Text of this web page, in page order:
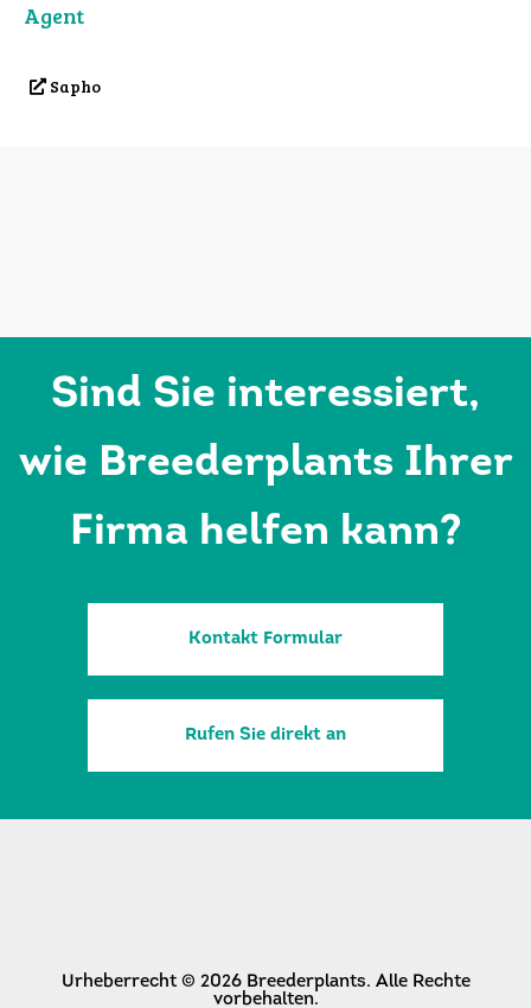
Agent
Sapho
Sind Sie interessiert,
wie Breederplants Ihrer
Firma helfen kann?
Kontakt Formular
Rufen Sie direkt an
Urheberrecht © 2026 Breederplants. Alle Rechte
vorbehalten.